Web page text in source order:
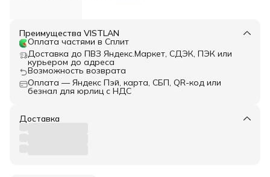
Преимущества VISTLAN
Оплата частями в Сплит
Доставка до ПВЗ Яндекс.Маркет, СДЭК, ПЭК или
курьером до адреса
Возможность возврата
Оплата — Яндекс Пэй, карта, СБП, QR-код или
безнал для юрлиц с НДС
Доставка